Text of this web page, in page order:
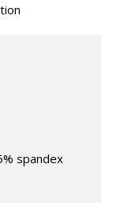
spandex